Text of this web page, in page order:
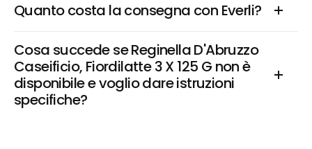
Quanto costa la consegna con Everli?
Cosa succede se Reginella D'Abruzzo
Caseificio, Fiordilatte 3 X 125 G non è
disponibile e voglio dare istruzioni
specifiche?